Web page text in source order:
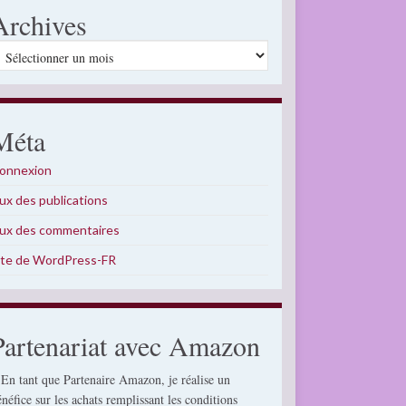
des publications
des commentaires
de WordPress-FR
avec Amazon
tant que Partenaire Amazon, je réalise un
sur les achats remplissant les conditions